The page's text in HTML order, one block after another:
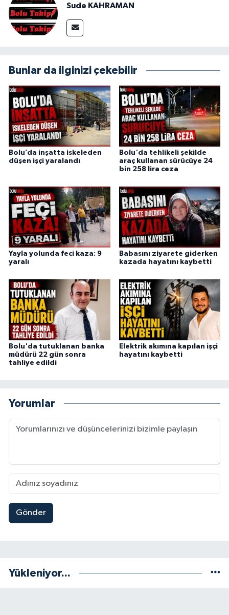
Sude KAHRAMAN
Bunlar da ilginizi çekebilir
Bolu’da inşatta iskeleden
düşen işçi yaralandı
Bolu'da tehlikeli şekilde
araç kullanan sürücüye 24
bin 258 lira ceza
Yayla yolunda feci kaza: 9
yaralı
Babasını ziyarete giderken
kazada hayatını kaybetti
Bolu'da tutuklanan banka
müdürü 22 gün sonra
tahliye edildi
Elektrik akımına kapılan işçi
hayatını kaybetti
Yorumlar
Gönder
Yükleniyor...